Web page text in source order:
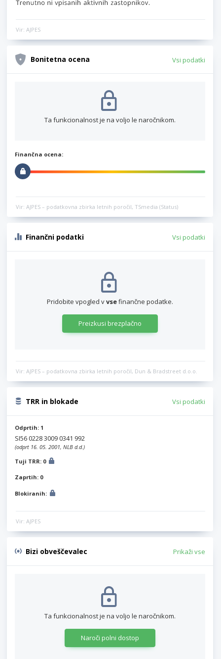
Vir: AJPES
Bonitetna ocena Vsi podatki
Ta funkcionalnost je na voljo le naročnikom.
Finančna ocena:
Vir: AJPES – podatkovna zbirka letnih poročil, TSmedia (Status)
Finančni podatki Vsi podatki
Pridobite vpogled vvsefinančne podatke.
Preizkusi brezplačno
Vir: AJPES – podatkovna zbirka letnih poročil, Dun & Bradstreet d.o.o.
TRR in blokade Vsi podatki
Odprtih: 1
SI56 0228 3009 0341 992
(odprt 16. 05. 2001, NLB d.d.)
Tuji TRR: 0
Zaprtih: 0
Blokiranih:
Vir: AJPES
Bizi obveščevalec Prikaži vse
Ta funkcionalnost je na voljo le naročnikom.
Naroči polni dostop